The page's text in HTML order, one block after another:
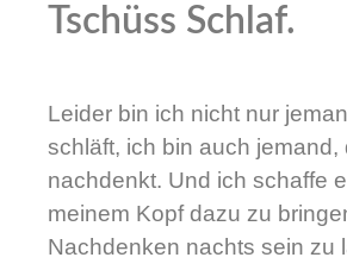
Tschüss Schlaf.
Leider bin ich nicht nur
schläft, ich bin auch jemand,
nachdenkt. Und ich schaffe
meinem Kopf dazu zu
Nachdenken nachts sein zu